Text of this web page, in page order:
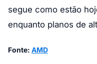
segue como estão
enquanto planos de
Fonte: AMD